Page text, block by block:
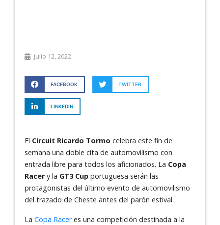
julio 12, 2022
FACEBOOK TWITTER
LINKEDIN
El Circuit Ricardo Tormo celebra este fin de
semana una doble cita de automovilismo con
entrada libre para todos los aficionados. La Copa
Racery la GT3 Cup portuguesa serán las
protagonistas del último evento de automovilismo
del trazado de Cheste antes del parón estival.
La Copa Raceres una competición destinada a la